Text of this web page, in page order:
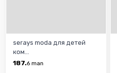
serays moda для детей
ком...
187.6 man